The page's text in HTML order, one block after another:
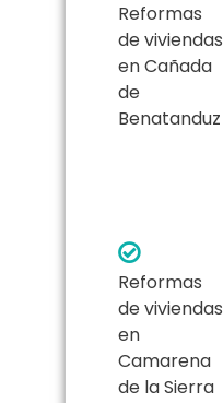
Reformas
de viviendas
en Cañada
de
Benatanduz
Reformas
de viviendas
en
Camarena
de la Sierra